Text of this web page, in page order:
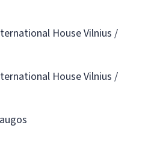
House Vilnius /
House Vilnius /